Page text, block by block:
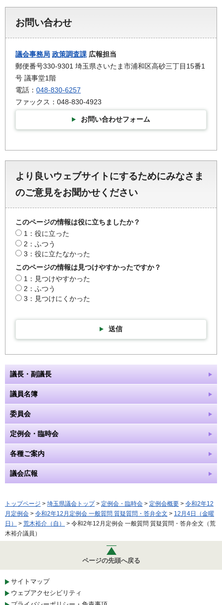
お問い合わせ
議会事務局 政策調査課 広報担当
郵便番号330-9301 埼玉県さいたま市浦和区高砂三丁目15番1
号 議事堂1階
電話： 048-830-6257
ファックス：048-830-4923
お問い合わせフォーム
より良いウェブサイトにするためにみなさま
のご意見をお聞かせください
このページの情報は役に立ちましたか？
1：役に立った
2：ふつう
3：役に立たなかった
このページの情報は見つけやすかったですか？
1：見つけやすかった
2：ふつう
3：見つけにくかった
送信
議長・副議長
議員名簿
委員会
定例会・臨時会
各種ご案内
議会広報
トップページ > 埼玉県議会トップ> 定例会・臨時会 > 定例会概要 > 令和2年12
月定例会 > 令和2年12月定例会 一般質問 質疑質問・答弁全文 > 12月4日（金曜
日）
> 荒木裕介（自）
> 令和2年12月定例会 一般質問 質疑質問・答弁全文（荒
木裕介議員）
ページの先頭へ戻る
サイトマップ
ウェブアクセシビリティ